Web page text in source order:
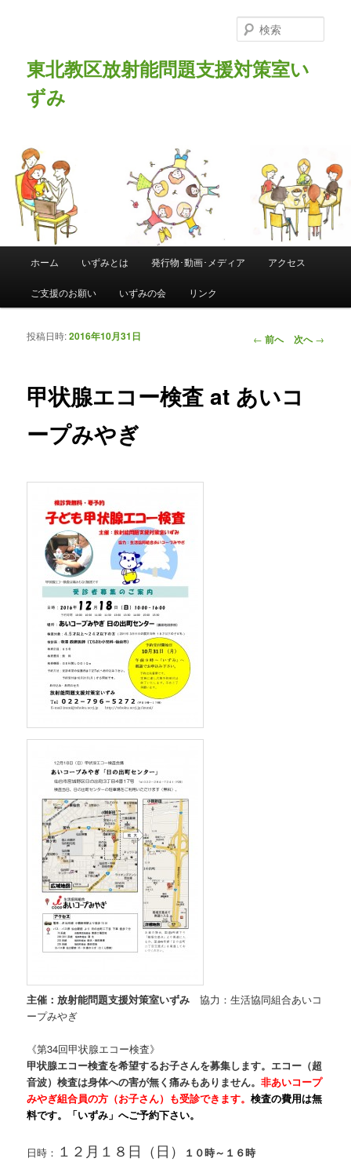
東北教区放射能問題支援対策室い
ずみ
索
メインコンテンツへ移動
サブコンテンツへ移動
ホーム いずみとは 発行物･動画･メディア アクセス
ご支援のお願い いずみの会 リンク
投稿ナビゲーシ
← 前へ 次へ→
甲状腺エコー検査 at あいコ
ープみやぎ
投稿日時:2016年10月31日
主催：放射能問題支援対策室いずみ 協力：生活協同組合あいコ
ープみやぎ
《第34回甲状腺エコー検査》
甲状腺エコー検査を希望するお子さんを募集します。エコー（超
音波）検査は身体への害が無く痛みもありません。非あいコープ
みやぎ組合員の方（お子さん）も受診できます。検査の費用は無
料です。「いずみ」へご予約下さい。
日時： １２月１８日（日） １０時～１６時